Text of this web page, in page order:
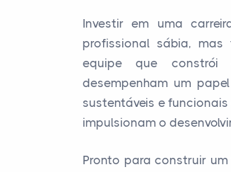
Investir em uma
profissional sábia,
equipe que constrói
desempenham um
sustentáveis e
impulsionam o
Pronto para construir